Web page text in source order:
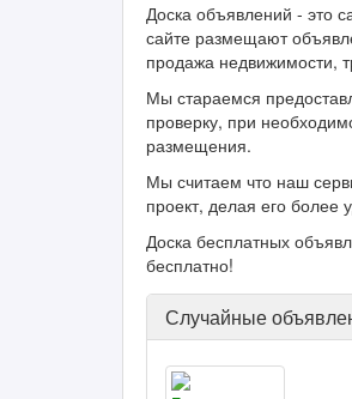
Доска объявлений - это
сайте размещают
продажа недвижимости,
Мы стараемся
проверку, при
размещения.
Мы считаем что наш
проект, делая его
Доска бесплатных
бесплатно!
Случайные